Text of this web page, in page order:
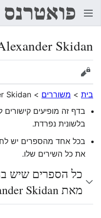
Skidan
הצגת מקור
בית > משוררים >
Skidan
בדף זה מופיעים
בלשונית נפרדת.
בכל אחד מהספרים יש
את כל השירים שלו.
כל הספרים שיש
מאת Alexander Skidan